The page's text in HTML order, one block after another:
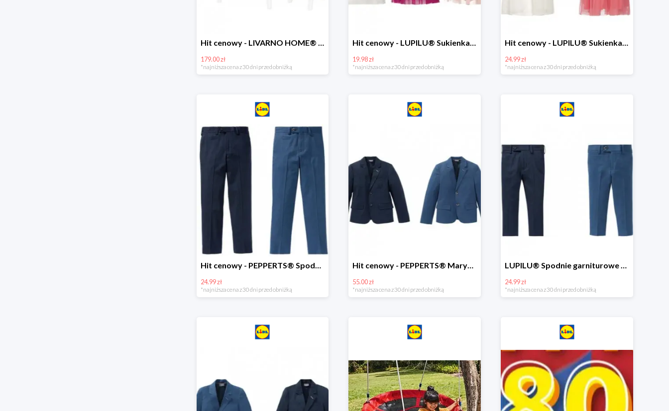
Hit cenowy - LIVARNO HOME® Stolik i 2 krzesełka dla dzieci
179.00 zł
*najniższa cena z 30 dni przed obniżką
Hit cenowy - LUPILU® Sukienka niemowlęca
19.98 zł
*najniższa cena z 30 dni przed obniżką
Hit cenowy - LUPILU® Sukienka dziewczęca
24.99 zł
*najniższa cena z 30 dni przed obniżką
Hit cenowy - PEPPERTS® Spodnie garniturowe młodzieżowe
24.99 zł
*najniższa cena z 30 dni przed obniżką
Hit cenowy - PEPPERTS® Marynarka młodzieżowa
55.00 zł
*najniższa cena z 30 dni przed obniżką
LUPILU® Spodnie garniturowe chłopięce
24.99 zł
*najniższa cena z 30 dni przed obniżką